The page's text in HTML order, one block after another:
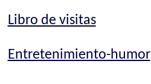
Libro de visitas
Entretenimiento-humor